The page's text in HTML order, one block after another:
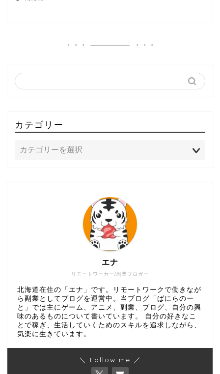
カテゴリー
リモートワーカー/副業ブロガー
エナ
北海道在住の「エナ」です。リモートワークで働きなが
ら副業としてブログを運営中。当ブログ「ばにらのー
と」では主にゲーム、アニメ、副業、ブログ、自分の興
味のあるものについて書いています。 自分の好きなこ
とで稼ぎ、生活していくためのスキルを追求しながら、
気楽に生きています。
＼ Follow me ／